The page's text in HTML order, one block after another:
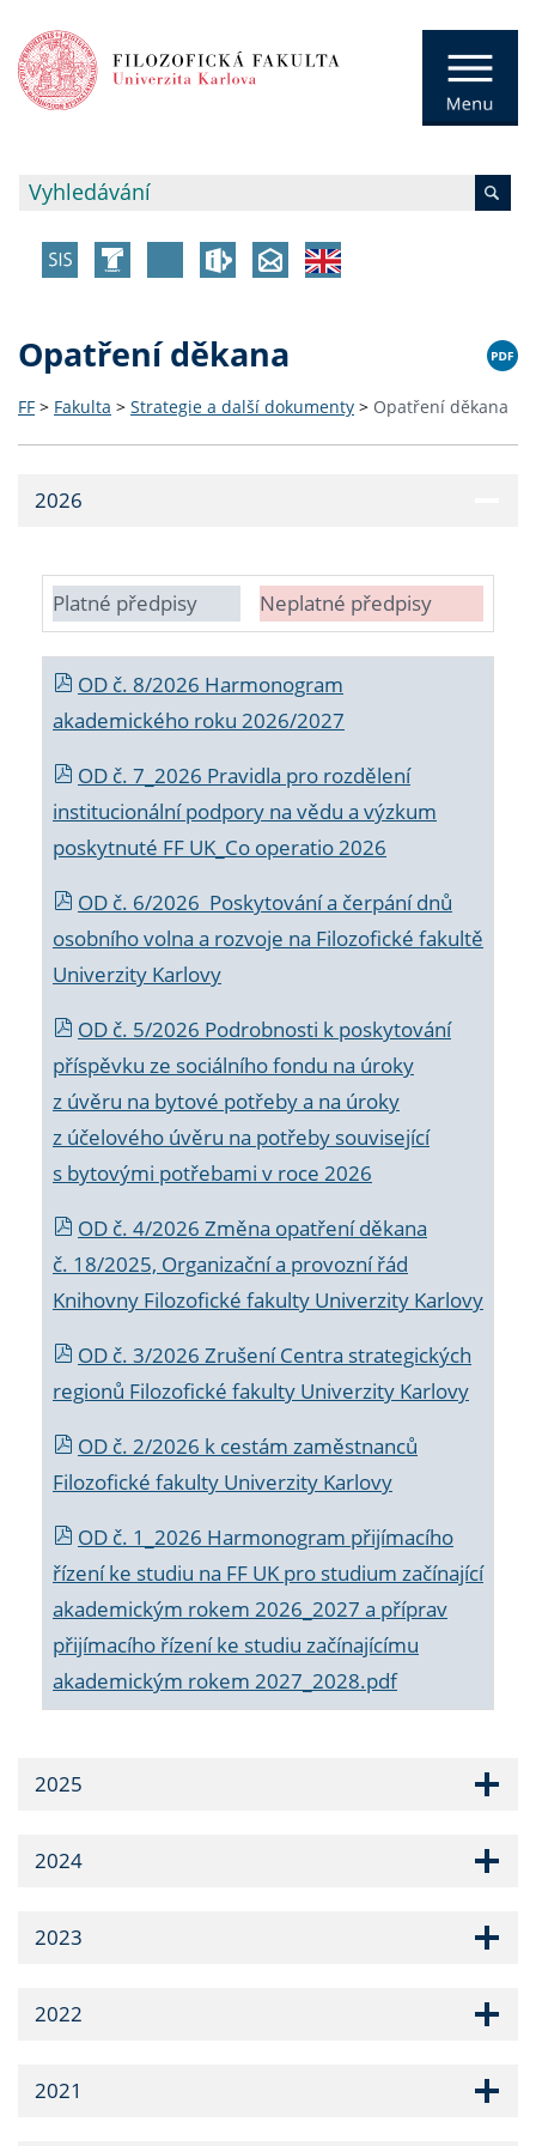
Opatření děkana
FF > Fakulta > Strategie a další dokumenty > Opatření děkana
2026
Platné předpisy Neplatné předpisy
OD č. 8/2026 Harmonogram
akademického roku 2026/2027
OD č. 7_2026 Pravidla pro rozdělení
institucionální podpory na vědu a výzkum
poskytnuté FF UK_Co operatio 2026
OD č. 6/2026 Poskytování a čerpání dnů
osobního volna a rozvoje na Filozofické fakultě
Univerzity Karlovy
OD č. 5/2026 Podrobnosti k poskytování
příspěvku ze sociálního fondu na úroky
z úvěru na bytové potřeby a na úroky
z účelového úvěru na potřeby související
s bytovými potřebami v roce 2026
OD č. 4/2026 Změna opatření děkana
č. 18/2025, Organizační a provozní řád
Knihovny Filozofické fakulty Univerzity Karlovy
OD č. 3/2026 Zrušení Centra strategických
regionů Filozofické fakulty Univerzity Karlovy
OD č. 2/2026 k cestám zaměstnanců
Filozofické fakulty Univerzity Karlovy
OD č. 1_2026 Harmonogram přijímacího
řízení ke studiu na FF UK pro studium začínající
akademickým rokem 2026_2027 a příprav
přijímacího řízení ke studiu začínajícímu
akademickým rokem 2027_2028.pdf
2025
2024
2023
2022
2021